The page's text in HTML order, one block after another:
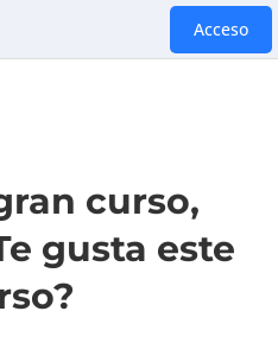
Acceso
curso,
gusta este